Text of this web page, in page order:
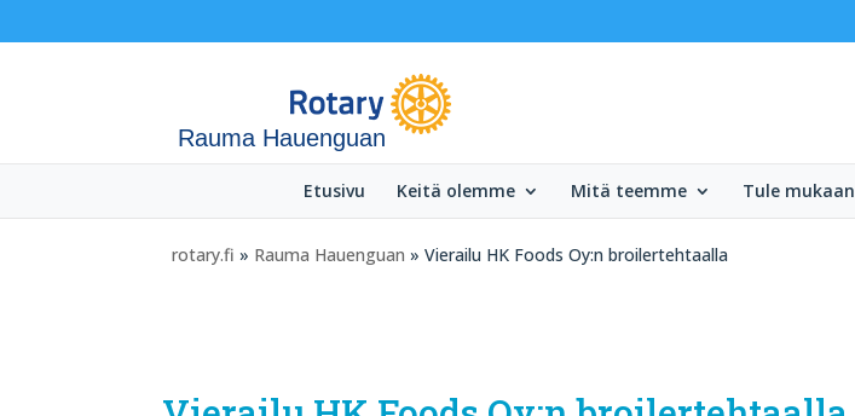
Rauma Hauenguan
Etusivu Keitä olemme Mitä teemme Tule mukaan
rotary.fi » Rauma Hauenguan » Vierailu HK Foods Oy:n broilertehtaalla